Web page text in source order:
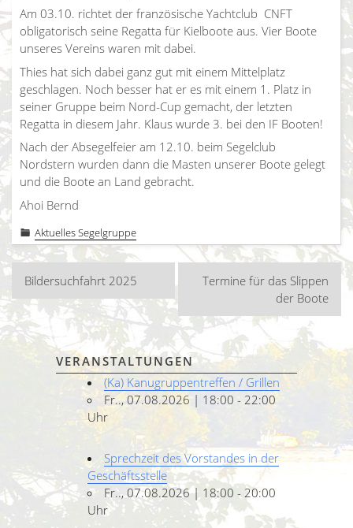
Am 03.10. richtet der französische Yachtclub CNFT
obligatorisch seine Regatta für Kielboote aus. Vier Boote
unseres Vereins waren mit dabei.
Thies hat sich dabei ganz gut mit einem Mittelplatz
geschlagen. Noch besser hat er es mit einem 1. Platz in
seiner Gruppe beim Nord-Cup gemacht, der letzten
Regatta in diesem Jahr. Klaus wurde 3. bei den IF Booten!
Nach der Absegelfeier am 12.10. beim Segelclub
Nordstern wurden dann die Masten unserer Boote gelegt
und die Boote an Land gebracht.
Ahoi Bernd
Aktuelles Segelgruppe
Beitragsnavigation
Bildersuchfahrt 2025
Termine für das Slippen
der Boote
VERANSTALTUNGEN
(Ka) Kanugruppentreffen / Grillen
Fr.., 07.08.2026 | 18:00 - 22:00
Uhr
Sprechzeit des Vorstandes in der
Geschäftsstelle
Fr.., 07.08.2026 | 18:00 - 20:00
Uhr